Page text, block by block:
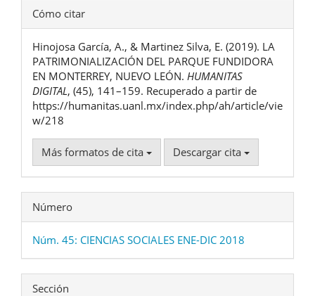
Detalles
del
artículo
Cómo citar
Hinojosa García, A., & Martinez Silva, E. (2019). LA
PATRIMONIALIZACIÓN DEL PARQUE FUNDIDORA
EN MONTERREY, NUEVO LEÓN. HUMANITAS
DIGITAL, (45), 141–159. Recuperado a partir de
https://humanitas.uanl.mx/index.php/ah/article/vie
w/218
Más formatos de cita Descargar cita
Número
Núm. 45: CIENCIAS SOCIALES ENE-DIC 2018
Sección